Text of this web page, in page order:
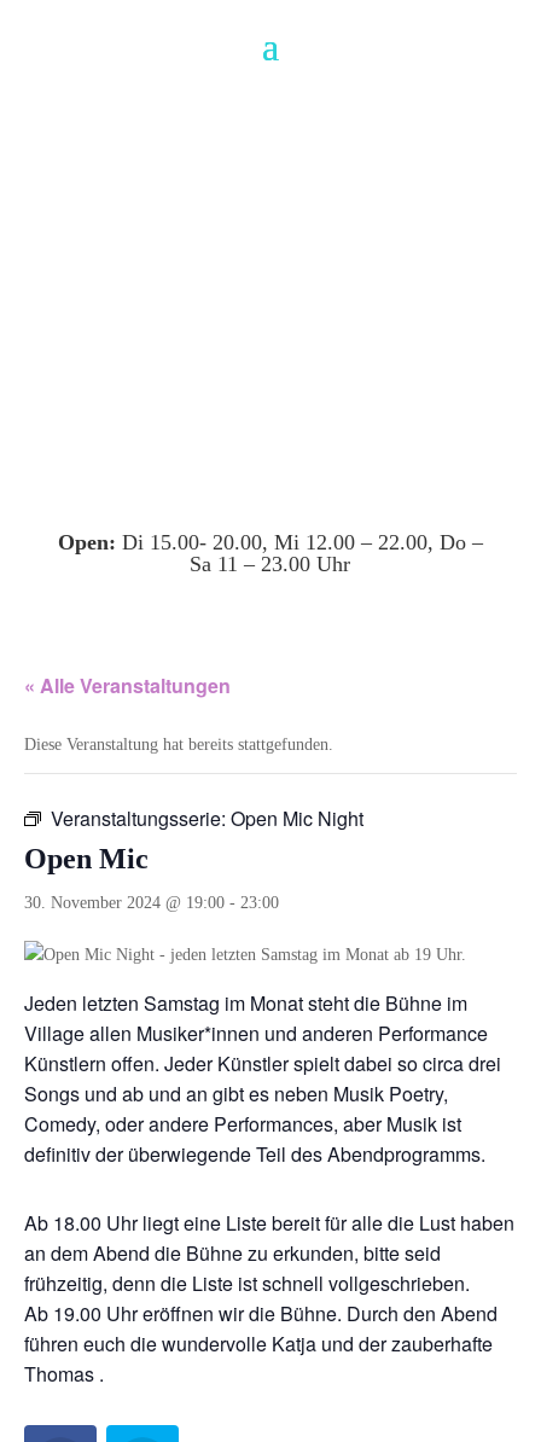
Open: Di 15.00- 20.00, Mi 12.00 – 22.00, Do –
Sa 11 – 23.00 Uhr
« Alle Veranstaltungen
Diese Veranstaltung hat bereits stattgefunden.
Veranstaltungsserie: Open Mic Night
Open Mic
30. November 2024 @ 19:00 - 23:00
Jeden letzten Samstag im Monat steht die Bühne im
Village allen Musiker*innen und anderen Performance
Künstlern offen. Jeder Künstler spielt dabei so circa drei
Songs und ab und an gibt es neben Musik Poetry,
Comedy, oder andere Performances, aber Musik ist
definitiv der überwiegende Teil des Abendprogramms.
Ab 18.00 Uhr liegt eine Liste bereit für alle die Lust haben
an dem Abend die Bühne zu erkunden, bitte seid
frühzeitig, denn die Liste ist schnell vollgeschrieben.
Ab 19.00 Uhr eröffnen wir die Bühne. Durch den Abend
führen euch die wundervolle Katja und der zauberhafte
Thomas .